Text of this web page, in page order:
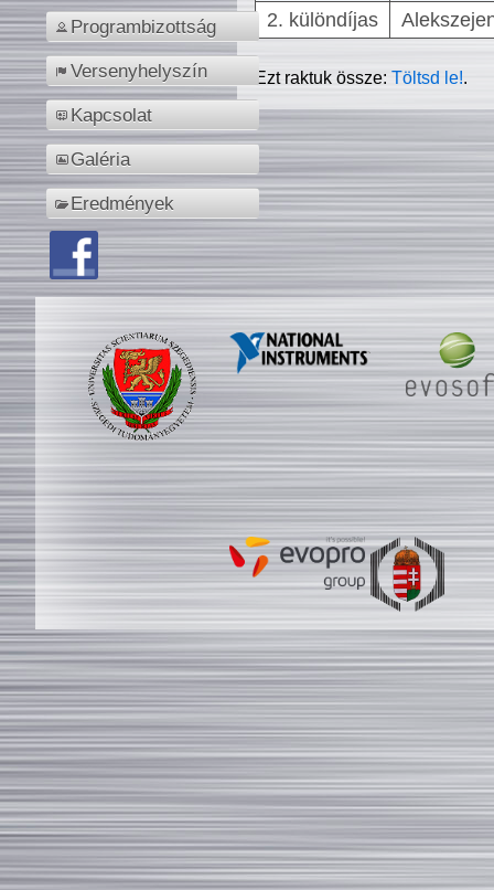
Programbizottság
Versenyhelyszín
Kapcsolat
Galéria
Eredmények
2. különdíjas
Ezt raktuk össze:Töltsd le!.